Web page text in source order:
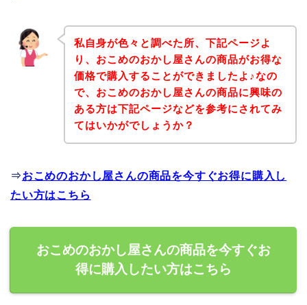
私自身が色々と調べた所、下記ページよ
り、おこめのおかし屋さんの商品がお得な
価格で購入することができましたよ♪なの
で、おこめのおかし屋さんの商品に興味の
ある方は下記ページなどを参考にされてみ
てはいかがでしょうか？
⇒おこめのおかし屋さんの商品を今すぐお得に購入し
たい方はこちら
おこめのおかし屋さんの商品を今すぐお
得に購入したい方はこちら